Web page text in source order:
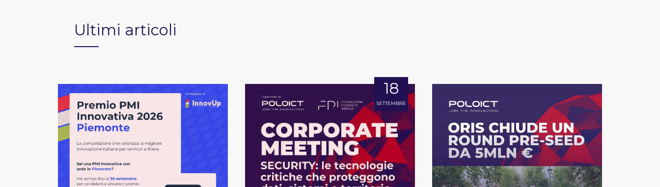
Ultimi articoli
18
SETTEMBRE